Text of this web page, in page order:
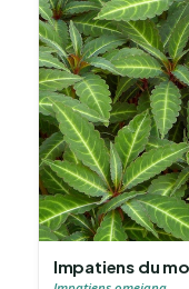
Impatiens du